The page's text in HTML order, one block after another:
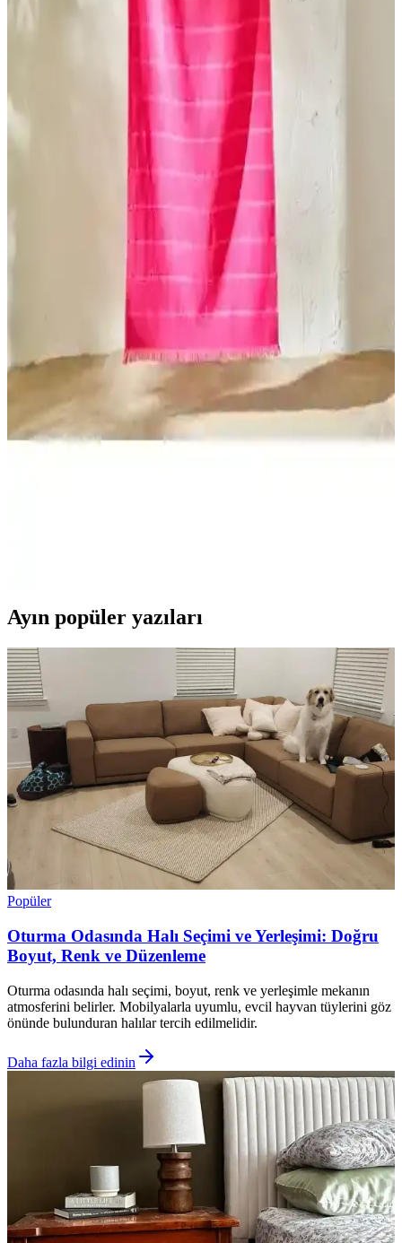
Bu makalede, Bella Maison Holly ve Madame Coco Tortue plaj
havlularının malzeme, boyut, tasarım ve kullanıcı memnuniyeti
açısından detaylı karşılaştırmasını bulabilirsiniz.
Çocuk ve Yetişkinler İçin En İyi Plaj Havluları
Karşılaştırması ve Seçim Rehberi
İki popüler plaj havlusu ürününü detaylı karşılaştırıyoruz. Çevre
dostu, hızlı kuruyan ve şık tasarımlı havlular arasından
ihtiyaçlarınıza uygun olanı seçmenize yardımcı oluyoruz.
Alora Peştamal ve Kayra Plaj Havlusu
Karşılaştırması: Özellikler ve Kullanıcı Yorumları
İki popüler pamuklu ürünün özellikleri, kullanım alanları ve
kullanıcı yorumlarıyla detaylı karşılaştırması, ihtiyaçlara uygun
seçim yapmanızı sağlar.
Kayra ve Varol Plaj ve Peştemal Ürünlerinin
Karşılaştırması: Özellikler ve Kullanıcı Yorumları
Kayra'nın organik pamuktan ince ve yüksek havlusu ile Varol'un
yüksek emiciliğe sahip peştemalleri arasındaki farkları keşfedin,
Ayın popüler yazıları
Popüler
Oturma Odasında Halı Seçimi ve Yerleşimi: Doğru
Boyut, Renk ve Düzenleme
Oturma odasında halı seçimi, boyut, renk ve yerleşimle mekanın
atmosferini belirler. Mobilyalarla uyumlu, evcil hayvan tüylerini göz
önünde bulunduran halılar tercih edilmelidir.
Daha fazla bilgi edinin